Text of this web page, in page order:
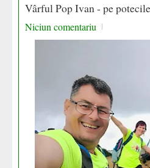
Vârful Pop Ivan - pe
Niciun comentariu